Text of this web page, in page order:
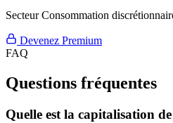
Secteur Consommation
Devenez Premium
FAQ
Questions fréquentes
Quelle est la capitalisation